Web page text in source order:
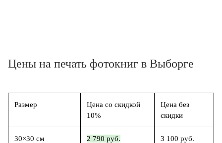
Цены на печать фотокниг в Выборге
Размер
Цена со скидкой
10%
Цена без
скидки
30×30 см 2 790 руб. 3 100 руб.